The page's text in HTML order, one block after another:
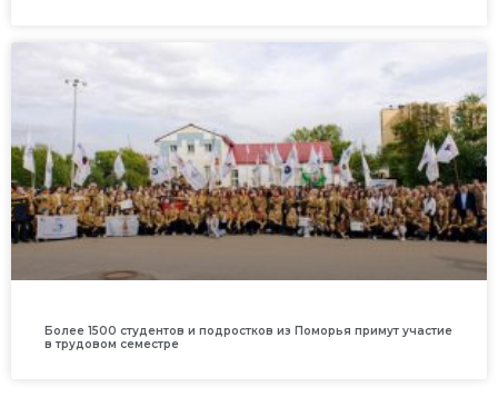
Более 1500 студентов и подростков из Поморья примут участие
в трудовом семестре